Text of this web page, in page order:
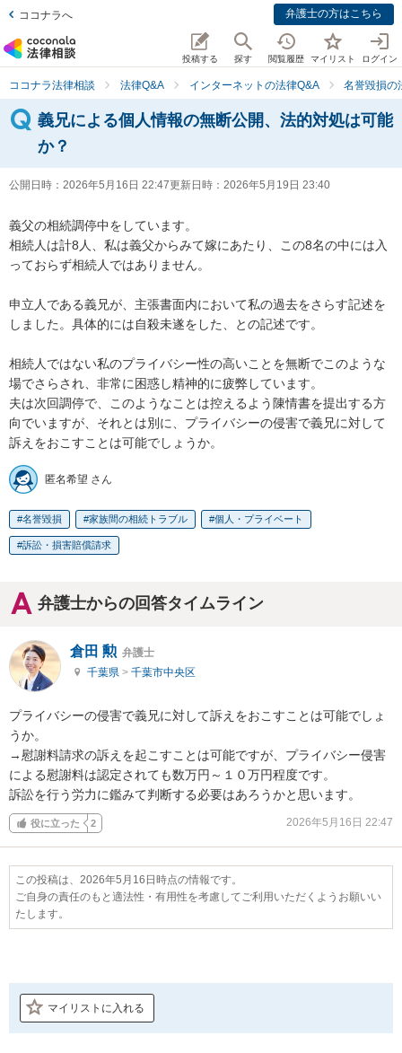
ココナラへ 弁護士の方はこちら
投稿する 探す 閲覧履歴 マイリスト ログイン
ココナラ法律相談 法律Q&A インターネットの法律Q&A 名誉毀損の
義兄による個人情報の無断公開、法的対処は可能
か？
公開日時： 2026年5月16日 22:47更新日時： 2026年5月19日 23:40
義父の相続調停中をしています。
相続人は計8人、私は義父からみて嫁にあたり、この8名の中には入
っておらず相続人ではありません。
申立人である義兄が、主張書面内において私の過去をさらす記述を
しました。具体的には自殺未遂をした、との記述です。
相続人ではない私のプライバシー性の高いことを無断でこのような
場でさらされ、非常に困惑し精神的に疲弊しています。
夫は次回調停で、このようなことは控えるよう陳情書を提出する方
向でいますが、それとは別に、プライバシーの侵害で義兄に対して
訴えをおこすことは可能でしょうか。
匿名希望 さん
名誉毀損 家族間の相続トラブル 個人・プライベート
訴訟・損害賠償請求
弁護士からの回答タイムライン
倉田 勲 弁護士
千葉県 > 千葉市中央区
プライバシーの侵害で義兄に対して訴えをおこすことは可能でしょ
うか。
→慰謝料請求の訴えを起こすことは可能ですが、プライバシー侵害
による慰謝料は認定されても数万円～１０万円程度です。
訴訟を行う労力に鑑みて判断する必要はあろうかと思います。
役に立った 2 2026年5月16日 22:47
この投稿は、2026年5月16日時点の情報です。
ご自身の責任のもと適法性・有用性を考慮してご利用いただくようお願いい
たします。
マイリストに入れる